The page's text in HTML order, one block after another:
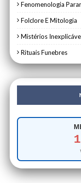
Fenomenologia
Folclore E Mitologia
Mistérios
Rituais Funebres